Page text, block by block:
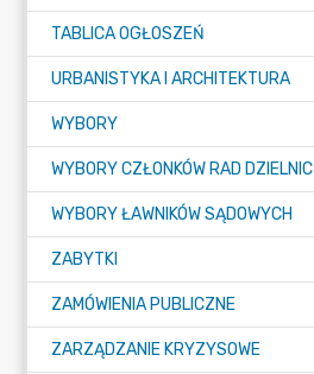
TABLICA OGŁOSZEŃ
URBANISTYKA I ARCHITEKTURA
WYBORY
WYBORY CZŁONKÓW RAD DZIELNIC
WYBORY ŁAWNIKÓW SĄDOWYCH
ZABYTKI
ZAMÓWIENIA PUBLICZNE
ZARZĄDZANIE KRYZYSOWE